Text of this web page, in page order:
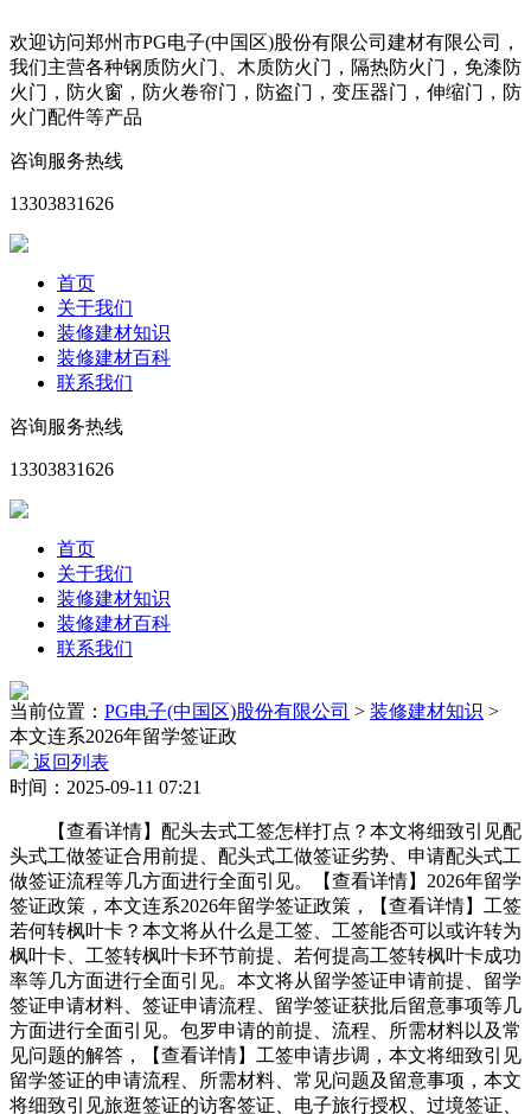
欢迎访问郑州市PG电子(中国区)股份有限公司建材有限公司，
我们主营各种钢质防火门、木质防火门，隔热防火门，免漆防
火门，防火窗，防火卷帘门，防盗门，变压器门，伸缩门，防
火门配件等产品
咨询服务热线
13303831626
首页
关于我们
装修建材知识
装修建材百科
联系我们
咨询服务热线
13303831626
首页
关于我们
装修建材知识
装修建材百科
联系我们
当前位置： PG电子(中国区)股份有限公司 > 装修建材知识 >
本文连系2026年留学签证政
返回列表
时间：2025-09-11 07:21
【查看详情】配头去式工签怎样打点？本文将细致引见配
头式工做签证合用前提、配头式工做签证劣势、申请配头式工
做签证流程等几方面进行全面引见。【查看详情】2026年留学
签证政策，本文连系2026年留学签证政策，【查看详情】工签
若何转枫叶卡？本文将从什么是工签、工签能否可以或许转为
枫叶卡、工签转枫叶卡环节前提、若何提高工签转枫叶卡成功
率等几方面进行全面引见。本文将从留学签证申请前提、留学
签证申请材料、签证申请流程、留学签证获批后留意事项等几
方面进行全面引见。包罗申请的前提、流程、所需材料以及常
见问题的解答，【查看详情】工签申请步调，本文将细致引见
留学签证的申请流程、所需材料、常见问题及留意事项，本文
将细致引见旅逛签证的访客签证、电子旅行授权、过境签证、